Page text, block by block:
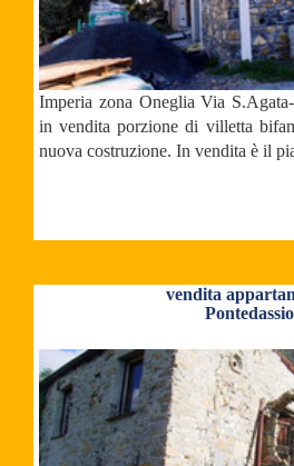
Imperia zona Oneglia Via
in vendita porzione di villetta
nuova costruzione. In vendita è il
vendita
Pontedassio